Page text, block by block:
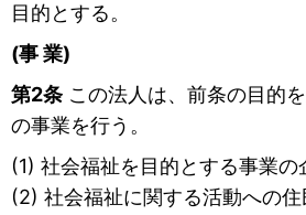
目的とする。
(事 業)
第2条 この法人は、前条の目的
の事業を行う。
(1) 社会福祉を目的とする事業の
(2) 社会福祉に関する活動への